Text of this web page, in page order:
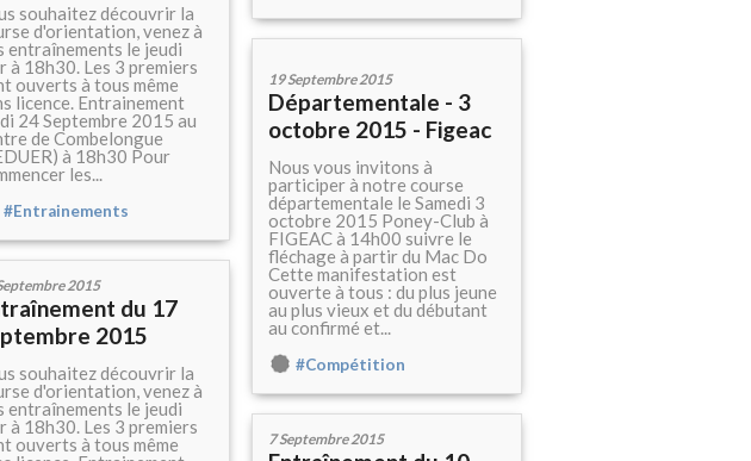
souhaitez découvrir la
d'orientation, venez à
entraînements le jeudi
à 18h30. Les 3 premiers
ouverts à tous même
licence. Entrainement
24 Septembre 2015 au
de Combelongue
à 18h30 Pour
les...
#Entrainements
19 Septembre 2015
Départementale - 3
octobre 2015 - Figeac
Nous vous invitons à
participer à notre course
départementale le Samedi 3
octobre 2015 Poney-Club à
FIGEAC à 14h00 suivre le
fléchage à partir du Mac Do
Cette manifestation est
ouverte à tous : du plus jeune
au plus vieux et du débutant
au confirmé et...
#Compétition
2015
du 17
2015
souhaitez découvrir la
d'orientation, venez à
entraînements le jeudi
à 18h30. Les 3 premiers
ouverts à tous même
7 Septembre 2015